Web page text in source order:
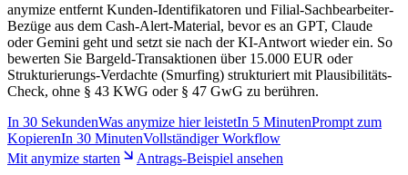
anymize entfernt Kunden-Identifikatoren und Filial-Sachbearbeiter-
Bezüge aus dem Cash-Alert-Material, bevor es an GPT, Claude
oder Gemini geht und setzt sie nach der KI-Antwort wieder ein. So
bewerten Sie Bargeld-Transaktionen über 15.000 EUR oder
Strukturierungs-Verdachte (Smurfing) strukturiert mit Plausibilitäts-
Check, ohne § 43 KWG oder § 47 GwG zu berühren.
In 30 SekundenWas anymize hier leistetIn 5 MinutenPrompt zum
KopierenIn 30 MinutenVollständiger Workflow
Mit anymize starten
Antrags-Beispiel ansehen